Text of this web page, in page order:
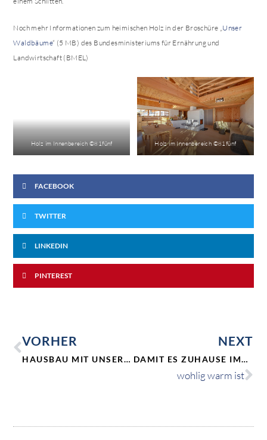
Noch mehr Informationen zum heimischen Holz in der Broschüre „Unser
Waldbäume“ (5 MB) des Bundesministeriums für Ernährung und
Landwirtschaft (BMEL)
Holz im Innenbereich ©81fünf Holz im Innenbereich ©81fünf
FACEBOOK
TWITTER
LINKEDIN
PINTEREST
VORHER
HAUSBAU MIT UNSEREN WINTERHELDEN
NEXT
DAMIT ES ZUHAUSE IMMER
wohlig warm ist